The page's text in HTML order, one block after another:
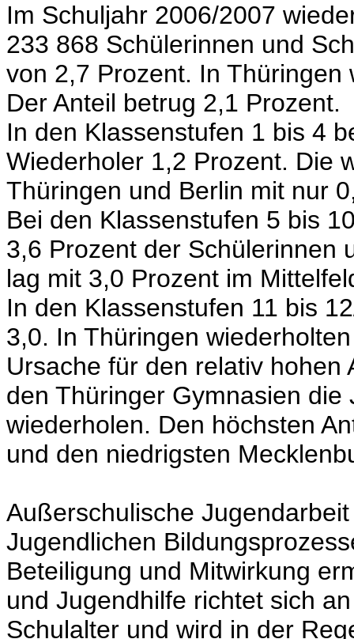
Im Schuljahr 2006/2007
233 868 Schülerinnen und
von 2,7 Prozent. In
Der Anteil betrug 2,1 Prozent.
In den Klassenstufen 1 bis 4
Wiederholer 1,2 Prozent. Die
Thüringen und Berlin mit nur
Bei den Klassenstufen 5 bis
3,6 Prozent der Schülerinnen
lag mit 3,0 Prozent im
In den Klassenstufen 11 bis
3,0. In Thüringen
Ursache für den relativ
den Thüringer Gymnasien
wiederholen. Den höchsten
und den niedrigsten
Außerschulische
Jugendlichen
Beteiligung und Mitwirkung
und Jugendhilfe richtet sich
Schulalter und wird in der